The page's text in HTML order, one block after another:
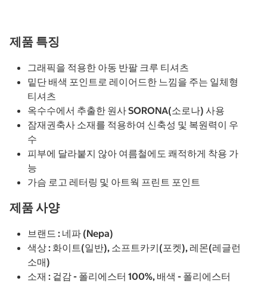
제품 특징
그래픽을 적용한 아동 반팔 크루 티셔츠
밑단 배색 포인트로 레이어드한 느낌을 주는 일체형
티셔츠
옥수수에서 추출한 원사 SORONA(소로나) 사용
잠재권축사 소재를 적용하여 신축성 및 복원력이 우
수
피부에 달라붙지 않아 여름철에도 쾌적하게 착용 가
능
가슴 로고 레터링 및 아트웍 프린트 포인트
제품 사양
브랜드 : 네파 (Nepa)
색상 : 화이트(일반), 소프트카키(포켓), 레몬(레글런
소매)
소재 : 겉감 - 폴리에스터 100%, 배색 - 폴리에스터